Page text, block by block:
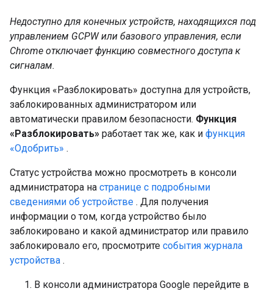
Недоступно для конечных устройств, находящихся под
управлением GCPW или базового управления, если
Chrome отключает функцию совместного доступа к
сигналам.
Функция «Разблокировать» доступна для устройств,
заблокированных администратором или
автоматически правилом безопасности. Функция
«Разблокировать» работает так же, как и функция
«Одобрить» .
Статус устройства можно просмотреть в консоли
администратора на странице с подробными
сведениями об устройстве . Для получения
информации о том, когда устройство было
заблокировано и какой администратор или правило
заблокировало его, просмотрите события журнала
устройства .
В консоли администратора Google перейдите в